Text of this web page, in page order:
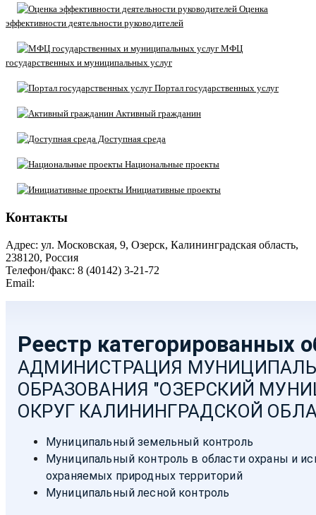
Оценка
эффективности деятельности руководителей
МФЦ
государственных и муниципальных услуг
Портал государственных услуг
Активный гражданин
Доступная среда
Национальные проекты
Инициативные проекты
Контакты
Адрес: ул. Московская, 9, Озерск, Калининградская область,
238120, Россия
Телефон/факс: 8 (40142) 3-21-72
Email: